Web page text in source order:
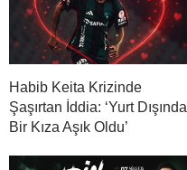
Habib Keita Krizinde
Şaşırtan İddia: ‘Yurt Dışında
Bir Kıza Aşık Oldu’